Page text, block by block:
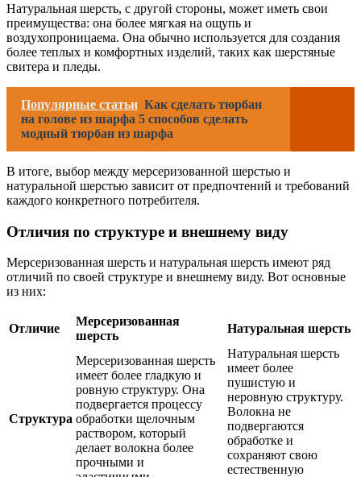
Натуральная шерсть, с другой стороны, может иметь свои
преимущества: она более мягкая на ощупь и
воздухопроницаема. Она обычно используется для создания
более теплых и комфортных изделий, таких как шерстяные
свитера и пледы.
Популярные статьи Как сделать тюрбан
на голове из шарфа 5 способов сделать
модный тюрбан из шарфа
В итоге, выбор между мерсеризованной шерстью и
натуральной шерстью зависит от предпочтений и требований
каждого конкретного потребителя.
Отличия по структуре и внешнему виду
Мерсеризованная шерсть и натуральная шерсть имеют ряд
отличий по своей структуре и внешнему виду. Вот основные
из них:
Отличие
Мерсеризованная
шерсть
Натуральная шерсть
Структура
Мерсеризованная шерсть
имеет более гладкую и
ровную структуру. Она
подвергается процессу
обработки щелочным
раствором, который
делает волокна более
прочными и
Натуральная шерсть
имеет более
пушистую и
неровную структуру.
Волокна не
подвергаются
обработке и
сохраняют свою
естественную